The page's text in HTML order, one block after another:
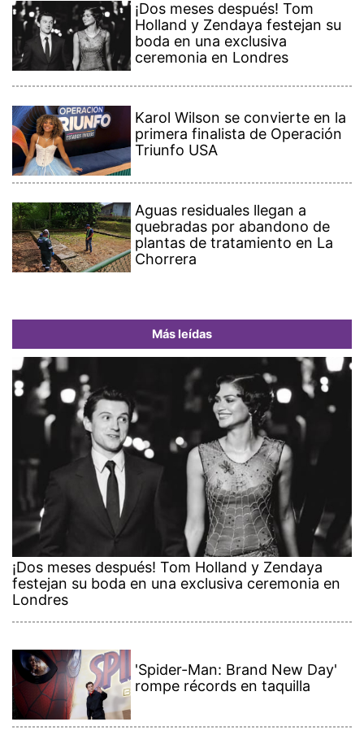
¡Dos meses después! Tom
Holland y Zendaya festejan su
boda en una exclusiva
ceremonia en Londres
Karol Wilson se convierte en la
primera finalista de Operación
Triunfo USA
Aguas residuales llegan a
quebradas por abandono de
plantas de tratamiento en La
Chorrera
Más leídas
¡Dos meses después! Tom Holland y Zendaya
festejan su boda en una exclusiva ceremonia en
Londres
'Spider-Man: Brand New Day'
rompe récords en taquilla